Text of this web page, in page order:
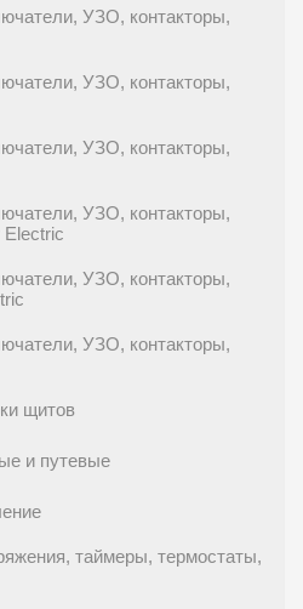
УЗО, контакторы,
УЗО, контакторы,
УЗО, контакторы,
УЗО, контакторы,
Electric
УЗО, контакторы,
УЗО, контакторы,
щитов
и путевые
таймеры, термостаты,